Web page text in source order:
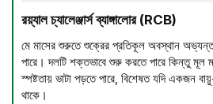
রয়্যাল চ্যালেঞ্জার্স ব্যাঙ্গালোর (RCB)
মে মাসের শুরুতে শুক্রের প্রতিকূল অবস্থান
পারে। দলটি শক্তভাবে শুরু করতে পারে কিন্তু মূল
স্পষ্টতায় ভাটা পড়তে পারে, বিশেষত যদি একজন
থাকে।